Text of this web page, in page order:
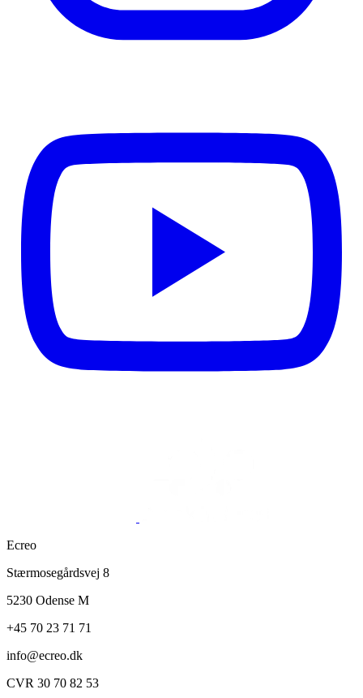
Ecreo
Stærmosegårdsvej 8
5230 Odense M
+45 70 23 71 71
info@ecreo.dk
CVR 30 70 82 53